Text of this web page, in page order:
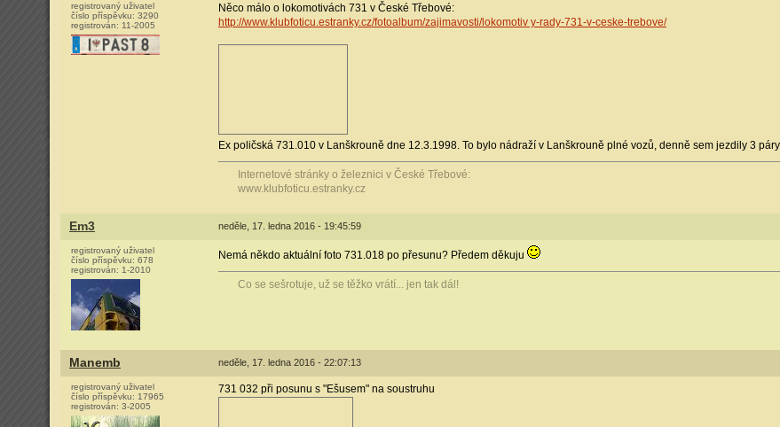
registrovaný uživatel
číslo příspěvku: 3290
registrován: 11-2005
Něco málo o lokomotivách 731 v České Třebové:
http://www.klubfoticu.estranky.cz/fotoalbum/zajimavosti/lokomotiv y-rady-731-v-ceske-trebove/
Ex poličská 731.010 v Lanškrouně dne 12.3.1998. To bylo nádraží v Lanškrouně plné vozů, denně sem jezdily 3
Internetové stránky o železnici v České Třebové:
www.klubfoticu.estranky.cz
Em3 neděle, 17. ledna 2016 - 19:45:59
registrovaný uživatel
číslo příspěvku: 678
registrován: 1-2010
Nemá někdo aktuální foto 731.018 po přesunu? Předem děkuju
Co se sešrotuje, už se těžko vrátí... jen tak dál!
Manemb neděle, 17. ledna 2016 - 22:07:13
registrovaný uživatel
číslo příspěvku: 17965
registrován: 3-2005
731 032 při posunu s "Ešusem" na soustruhu